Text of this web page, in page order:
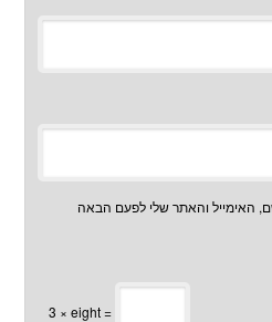
האימייל והאתר שלי לפעם הבאה
3 × eight =